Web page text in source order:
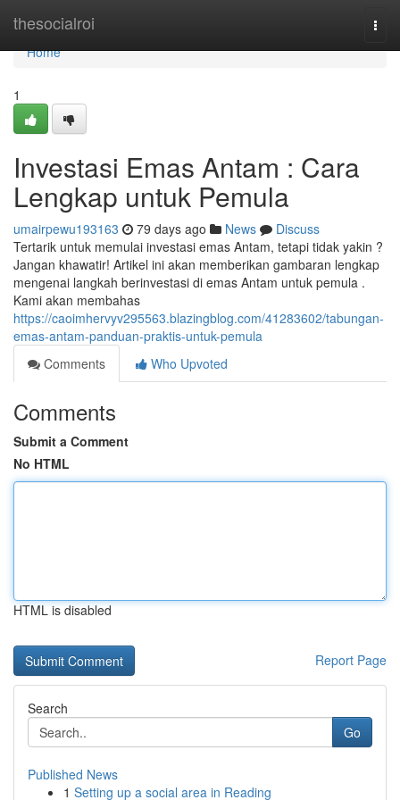
thesocialroi
Home
Home
1
Investasi Emas Antam : Cara
Lengkap untuk Pemula
umairpewu193163 79 days ago News
Discuss
Tertarik untuk memulai investasi emas Antam, tetapi tidak yakin ?
Jangan khawatir! Artikel ini akan memberikan gambaran lengkap
mengenai langkah berinvestasi di emas Antam untuk pemula .
Kami akan membahas
https://caoimhervyv295563.blazingblog.com/41283602/tabungan-
emas-antam-panduan-praktis-untuk-pemula
Comments
Who Upvoted
Comments
Submit a Comment
No HTML
HTML is disabled
Report Page
Search
Go
Published News
1 Setting up a social area in Reading